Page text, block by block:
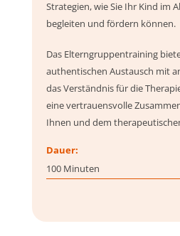
Strategien, wie Sie Ihr Kind im
begleiten und fördern können.
Das Elterngruppentraining
authentischen Austausch mit
das Verständnis für die
eine vertrauensvolle
Ihnen und dem
Dauer:
100 Minuten